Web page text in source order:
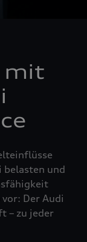
mit
belasten und
Der Audi
– zu jeder